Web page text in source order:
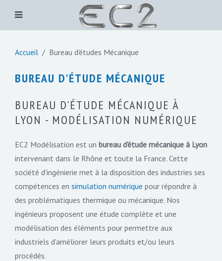
Accueil Bureau d'études Mécanique
BUREAU D'ÉTUDE MÉCANIQUE
BUREAU D'ÉTUDE MÉCANIQUE À
LYON - MODÉLISATION NUMÉRIQUE
EC2 Modélisation est un bureau d'étude mécanique à Lyon
intervenant dans le Rhône et toute la France. Cette
société d'ingénierie met à la disposition des industries ses
compétences en simulation numérique pour répondre à
des problématiques thermique ou mécanique. Nos
ingénieurs proposent une étude complète et une
modélisation des éléments pour permettre aux
industriels d'améliorer leurs produits et/ou leurs
procédés.